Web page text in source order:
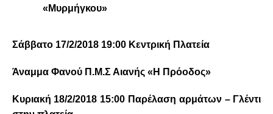
«Μυρμήγκου»
Σάββατο 17/2/2018 19:00 Κεντρική Πλατεία
Άναμμα Φανού Π.Μ.Σ Αιανής «Η Πρόοδος»
Κυριακή 18/2/2018 15:00 Παρέλαση αρμάτων – Γλέντι